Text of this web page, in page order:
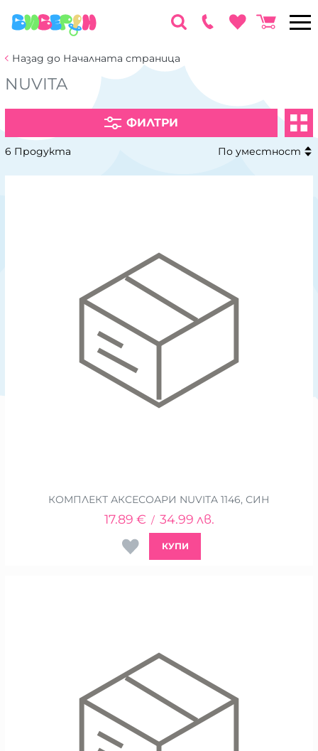
Назад до Началната страница
NUVITA
ФИЛТРИ
6 Продукта По уместност
КОМПЛЕКТ АКСЕСОАРИ NUVITA 1146, СИН
17.89 € / 34.99 лв.
КУПИ